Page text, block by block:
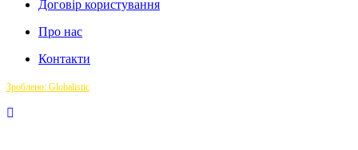
Договір користування
Про нас
Контакти
Зроблено: Globalistic